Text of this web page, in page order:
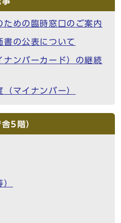
ための臨時窓口のご案内
書の公表について
ナンバーカード）の継続
マイナンバー）
5階）